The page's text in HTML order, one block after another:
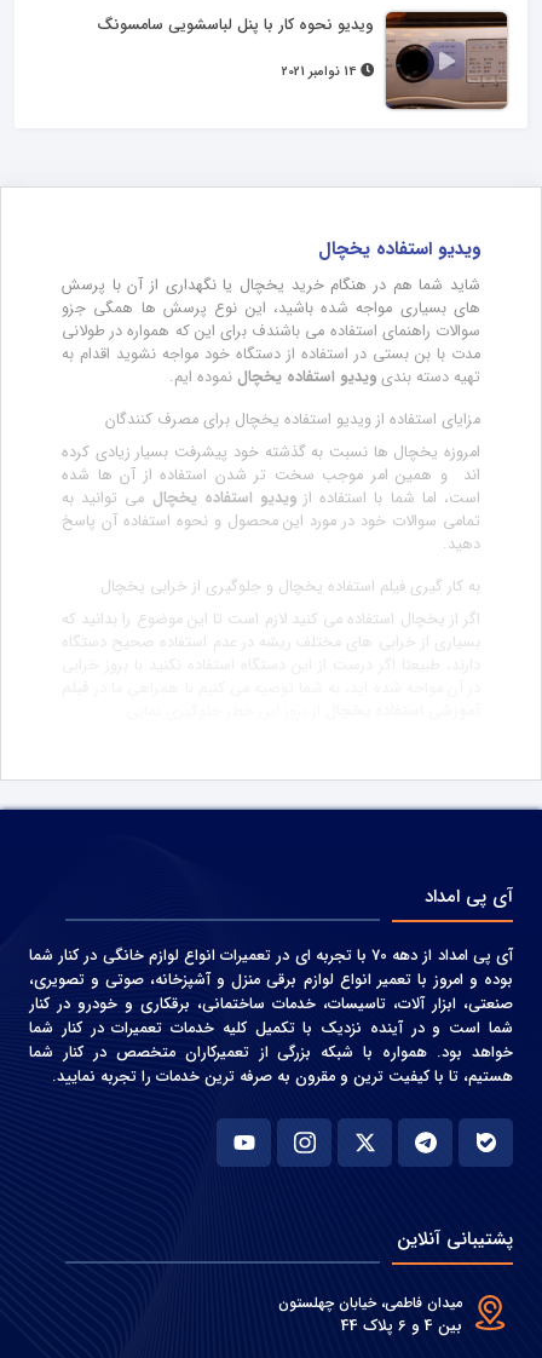
ویدیو نحوه کار با پنل لباسشویی سامسونگ
ویدیو استفاده یخچال
شاید شما هم در هنگام خرید یخچال یا نگهداری از آن با پرسش
های بسیاری مواجه شده باشید، این نوع پرسش ها همگی جزو
سوالات راهنمای استفاده می باشندف برای این که همواره در طولانی
مدت با بن بستی در استفاده از دستگاه خود مواجه نشوید اقدام به
تهیه دسته بندی ویدیو استفاده یخچال نموده ایم.
مزایای استفاده از ویدیو استفاده یخچال برای مصرف کنندگان
امروزه یخچال ها نسبت به گذشته خود پیشرفت بسیار زیادی کرده
اند و همین امر موجب سخت تر شدن استفاده از آن ها شده
است، اما شما با استفاده ازویدیو استفاده یخچال می توانید به
تمامی سوالات خود در مورد این محصول و نحوه استفاده آن پاسخ
دهید.
به کار گیری فیلم استفاده یخچال و جلوگیری از خرابی یخچال
اگر از یخچال استفاده می کنید لازم است تا این موضوع را بدانید که
بسیاری از خرابی های مختلف ریشه در عدم استفاده صحیح دستگاه
آی پی امداد
آی پی امداد از دهه 70 با تجربه ای در تعمیرات انواع لوازم خانگی در کنار شما
بوده و امروز با تعمیر انواع لوازم برقی منزل و آشپزخانه، صوتی و‌ تصویری،
صنعتی، ابزار آلات، تاسیسات، خدمات ساختمانی، برقکاری و خودرو در کنار
شما است و در آینده نزدیک با تکمیل کلیه خدمات تعمیرات در کنار شما
خواهد بود. همواره با شبکه بزرگی از تعمیرکاران متخصص در کنار شما
هستیم، تا با کیفیت ترین و مقرون به صرفه ترین خدمات را تجربه نمایید.
پشتیبانی آنلاین
میدان فاطمی، خیابان چهلستون
بین 4 و 6 پلاک 44